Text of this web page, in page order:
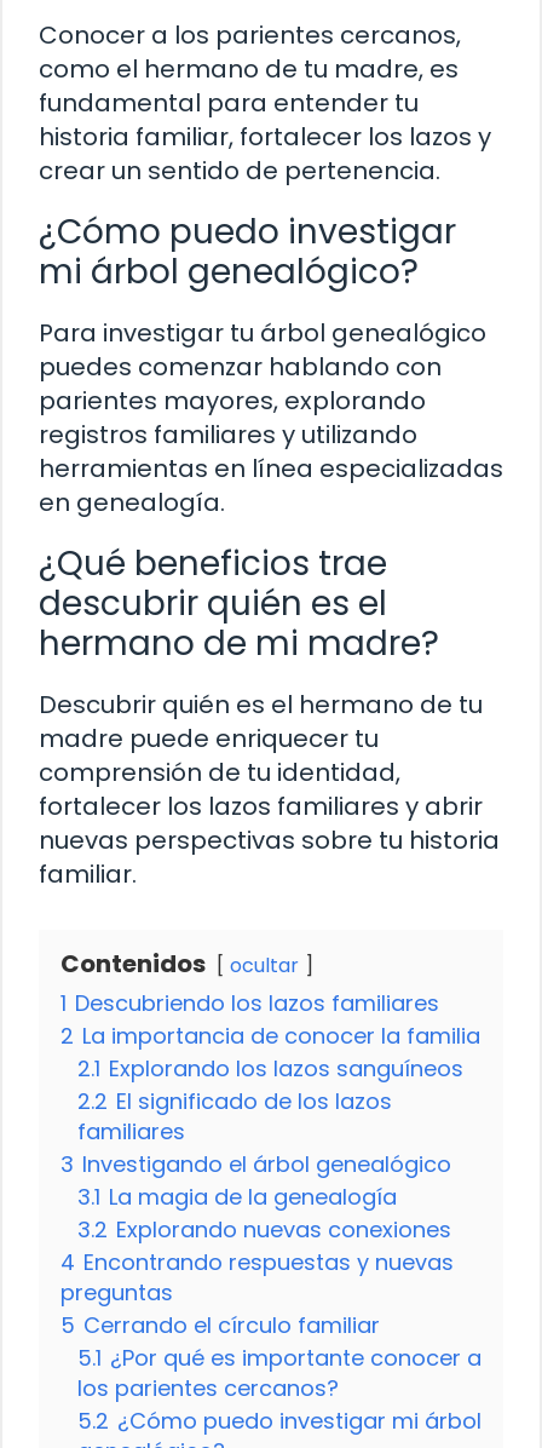
Conocer a los parientes cercanos,
como el hermano de tu madre, es
fundamental para entender tu
historia familiar, fortalecer los lazos y
crear un sentido de pertenencia.
¿Cómo puedo investigar
mi árbol genealógico?
Para investigar tu árbol genealógico
puedes comenzar hablando con
parientes mayores, explorando
registros familiares y utilizando
herramientas en línea especializadas
en genealogía.
¿Qué beneficios trae
descubrir quién es el
hermano de mi madre?
Descubrir quién es el hermano de tu
madre puede enriquecer tu
comprensión de tu identidad,
fortalecer los lazos familiares y abrir
nuevas perspectivas sobre tu historia
familiar.
Contenidos ocultar
1 Descubriendo los lazos familiares
2 La importancia de conocer la familia
2.1 Explorando los lazos sanguíneos
2.2 El significado de los lazos
familiares
3 Investigando el árbol genealógico
3.1 La magia de la genealogía
3.2 Explorando nuevas conexiones
4 Encontrando respuestas y nuevas
preguntas
5 Cerrando el círculo familiar
5.1 ¿Por qué es importante conocer a
los parientes cercanos?
5.2 ¿Cómo puedo investigar mi árbol